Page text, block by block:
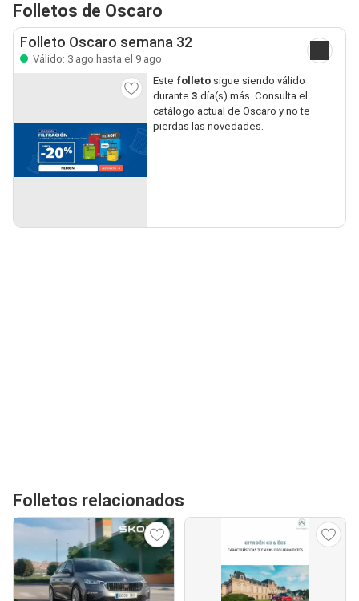
Folletos de Oscaro
Folleto Oscaro semana 32
Válido: 3 ago hasta el 9 ago
Este folletosigue siendo válido
durante 3 día(s) más. Consulta el
catálogo actual de Oscaro y no te
pierdas las novedades.
Folletos relacionados